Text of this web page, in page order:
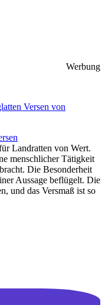
Werbung
Landratten von Wert.
menschlicher Tätigkeit
Die Besonderheit
Aussage beflügelt. Die
und das Versmaß ist so